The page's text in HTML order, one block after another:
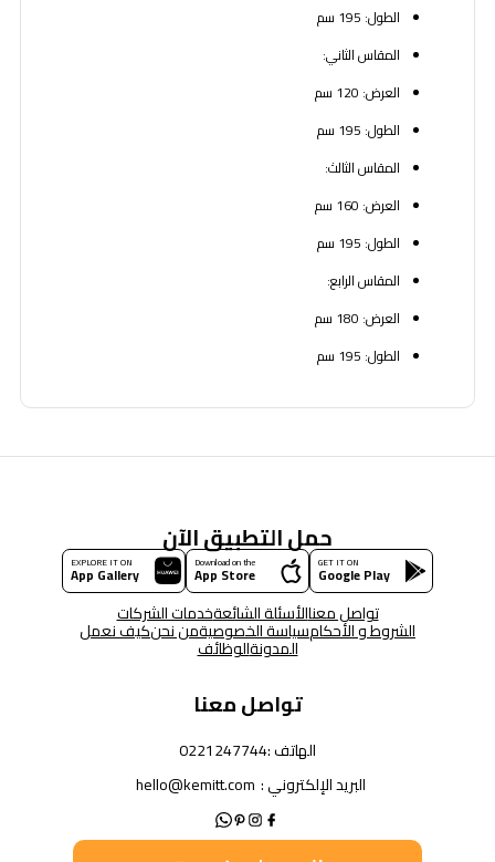
الطول: 195 سم
المقاس الثاني:
العرض: 120 سم
الطول: 195 سم
المقاس الثالث:
العرض: 160 سم
الطول: 195 سم
المقاس الرابع:
العرض: 180 سم
الطول: 195 سم
حمل التطبيق الآن
GET IT ON
Google Play
Download on the
App Store
EXPLORE IT ON
App Gallery
تواصل معناالأسئلة الشائعةخدمات الشركات
الشروط و الأحكامسياسة الخصوصيةمن نحنكيف نعمل
المدونةالوظائف
تواصل معنا
الهاتف :0221247744
البريد الإلكتروني : hello@kemitt.com